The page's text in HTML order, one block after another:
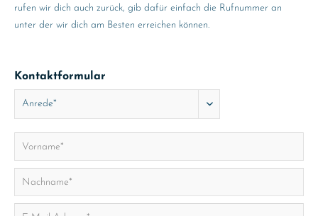
rufen wir dich auch zurück, gib dafür einfach die Rufnummer an
unter der wir dich am Besten erreichen können.
Kontaktformular